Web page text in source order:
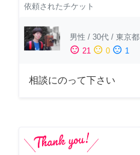
依頼されたチケット
男性 / 30代 / 東京都
sentiment_satisfied 21 sentiment_neutral 0 sentiment_dissatisfied 1
相談にのって下さい